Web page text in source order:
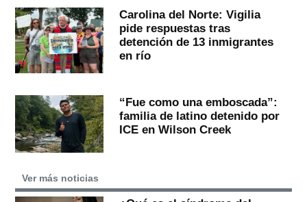
Carolina del Norte: Vigilia
pide respuestas tras
detención de 13 inmigrantes
en río
“Fue como una emboscada”:
familia de latino detenido por
ICE en Wilson Creek
Ver más noticias